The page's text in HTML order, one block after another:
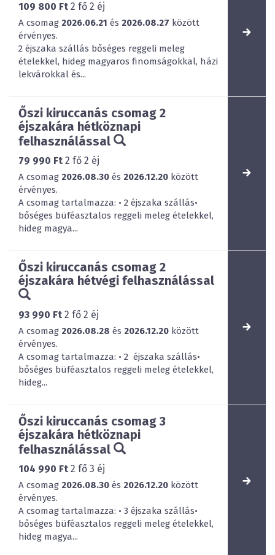
109 800 Ft 2 fő 2 éj
A csomag 2026.06.21 és 2026.08.27 között
érvényes.
2 éjszaka szállás bőséges reggeli meleg
ételekkel, hideg magyaros finomságokkal, házi
lekvárokkal és...
Őszi kiruccanás csomag 2
éjszakára hétköznapi
felhasználással
79 990 Ft 2 fő 2 éj
A csomag 2026.08.30 és 2026.12.20 között
érvényes.
A csomag tartalmazza: • 2 éjszaka szállás•
bőséges büféasztalos reggeli meleg ételekkel,
hideg magya...
Őszi kiruccanás csomag 2
éjszakára hétvégi felhasználással
93 990 Ft 2 fő 2 éj
A csomag 2026.08.28 és 2026.12.20 között
érvényes.
A csomag tartalmazza: • 2 éjszaka szállás•
bőséges büféasztalos reggeli meleg ételekkel,
hideg...
Őszi kiruccanás csomag 3
éjszakára hétköznapi
felhasználással
104 990 Ft 2 fő 3 éj
A csomag 2026.08.30 és 2026.12.20 között
érvényes.
A csomag tartalmazza: • 3 éjszaka szállás•
bőséges büféasztalos reggeli meleg ételekkel,
hideg magya...